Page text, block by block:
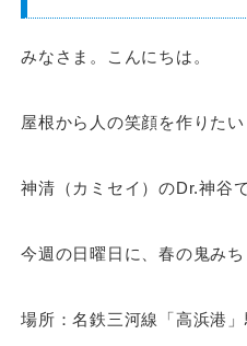
みなさま。こんにちは。
屋根から人の笑顔を作りたい
神清（カミセイ）のDr.神谷で
今週の日曜日に、春の鬼み
場所：名鉄三河線「高浜港